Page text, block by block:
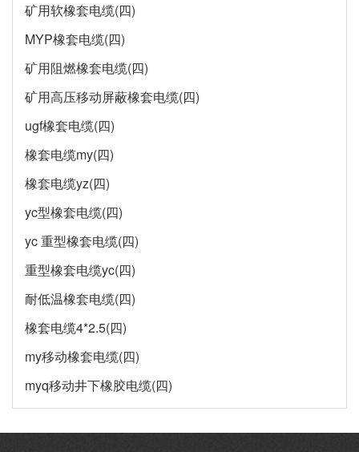
矿用软橡套电缆(四)
MYP橡套电缆(四)
矿用阻燃橡套电缆(四)
矿用高压移动屏蔽橡套电缆(四)
ugf橡套电缆(四)
橡套电缆my(四)
橡套电缆yz(四)
yc型橡套电缆(四)
yc 重型橡套电缆(四)
重型橡套电缆yc(四)
耐低温橡套电缆(四)
橡套电缆4*2.5(四)
my移动橡套电缆(四)
myq移动井下橡胶电缆(四)